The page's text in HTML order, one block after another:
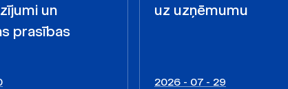
un
prasības
uz uzņēmumu
2026 - 07 - 29